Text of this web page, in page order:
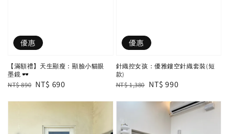
優惠
【滿額禮】天生顯瘦：顯臉小貓眼
墨鏡 🕶️
Regular
NT$ 890 Sale
NT$ 690
優惠
針織控女孩：優雅鏤空針織套裝(短
款)
Regular
NT$ 1,380 Sale
NT$ 990